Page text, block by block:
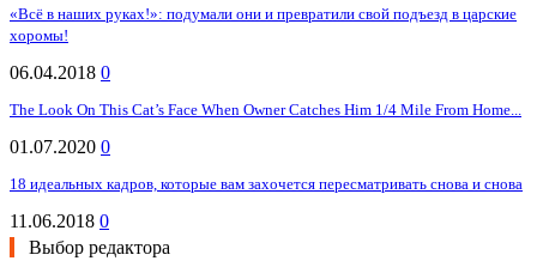
«Всё в наших руках!»: подумали они и превратили свой подъезд в царские
хоромы!
06.04.2018 0
The Look On This Cat’s Face When Owner Catches Him 1/4 Mile From Home...
01.07.2020 0
18 идеальных кадров, которые вам захочется пересматривать снова и снова
11.06.2018 0
Выбор редактора